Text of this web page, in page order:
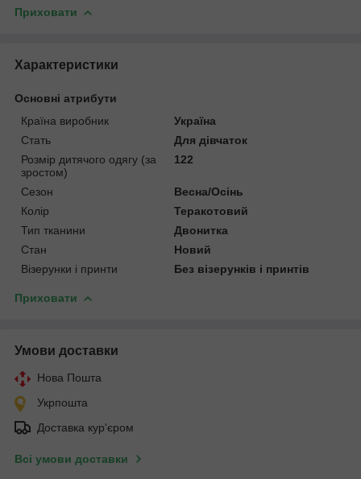
Приховати
Характеристики
Основні атрибути
Країна виробник
Україна
Стать
Для дівчаток
Розмір дитячого одягу (за
зростом)
122
Сезон
Весна/Осінь
Колір
Теракотовий
Тип тканини
Двонитка
Стан
Новий
Візерунки і принти
Без візерунків і принтів
Приховати
Умови доставки
Нова Пошта
Укрпошта
Доставка кур'єром
Всі умови доставки